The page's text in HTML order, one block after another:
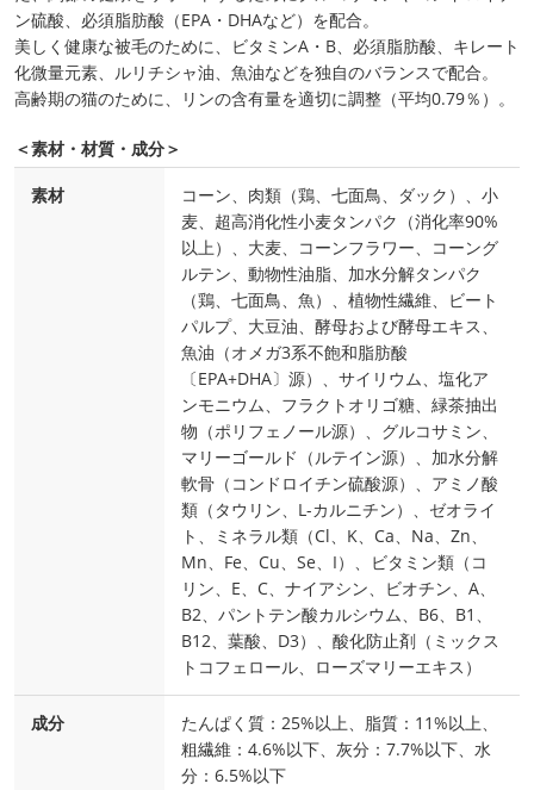
ン硫酸、必須脂肪酸（EPA・DHAなど）を配合。
美しく健康な被毛のために、ビタミンA・B、必須脂肪酸、キレート
化微量元素、ルリチシャ油、魚油などを独自のバランスで配合。
高齢期の猫のために、リンの含有量を適切に調整（平均0.79％）。
＜素材・材質・成分＞
素材
コーン、肉類（鶏、七面鳥、ダック）、小
麦、超高消化性小麦タンパク（消化率90%
以上）、大麦、コーンフラワー、コーング
ルテン、動物性油脂、加水分解タンパク
（鶏、七面鳥、魚）、植物性繊維、ビート
パルプ、大豆油、酵母および酵母エキス、
魚油（オメガ3系不飽和脂肪酸
〔EPA+DHA〕源）、サイリウム、塩化ア
ンモニウム、フラクトオリゴ糖、緑茶抽出
物（ポリフェノール源）、グルコサミン、
マリーゴールド（ルテイン源）、加水分解
軟骨（コンドロイチン硫酸源）、アミノ酸
類（タウリン、L-カルニチン）、ゼオライ
ト、ミネラル類（Cl、K、Ca、Na、Zn、
Mn、Fe、Cu、Se、I）、ビタミン類（コ
リン、E、C、ナイアシン、ビオチン、A、
B2、パントテン酸カルシウム、B6、B1、
B12、葉酸、D3）、酸化防止剤（ミックス
トコフェロール、ローズマリーエキス）
成分
たんぱく質：25%以上、脂質：11%以上、
粗繊維：4.6%以下、灰分：7.7%以下、水
分：6.5%以下